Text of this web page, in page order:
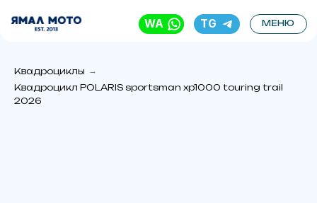
МЕНЮ
TG
Квадроциклы →
Квадроцикл POLARIS sportsman xp1000 touring trail
2026